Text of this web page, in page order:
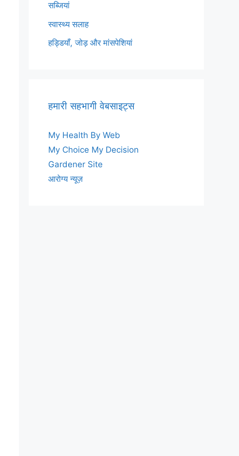
सब्जियां
स्वास्थ्य सलाह
हड्डियाँ, जोड़ और मांसपेशियां
हमारी सहभागी वेबसाइट्स
My Health By Web
My Choice My Decision
Gardener Site
आरोग्य न्यूज़